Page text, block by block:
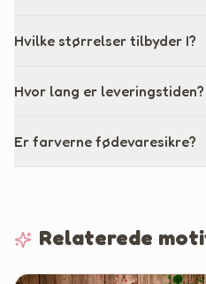
Hvilke størrelser tilbyder I?
Hvor lang er leveringstiden?
Er farverne fødevaresikre?
Relaterede